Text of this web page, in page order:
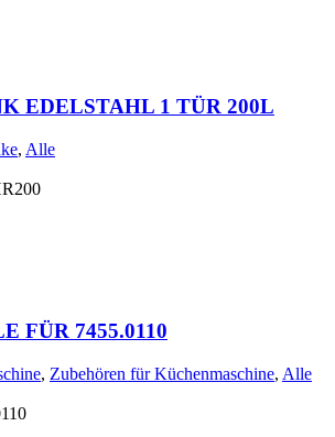
EDELSTAHL 1 TÜR 200L
, Alle
FÜR 7455.0110
, Zubehören für Küchenmaschine, Alle